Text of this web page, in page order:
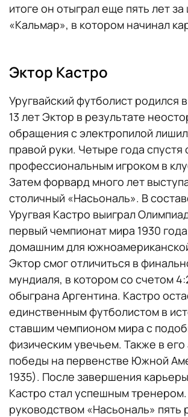
итоге он отыграл еще пять лет
«Кальмар», в котором начинал
Эктор Кастро
Уругвайский футболист родился
13 лет Эктор в результате
обращения с электропилой
правой руки. Четыре года спустя
профессиональным игроком в
Затем форвард много лет
столичный «Насьональ». В
Уругвая Кастро выиграл
первый чемпионат мира 1930
домашним для
Эктор смог отличиться в
мундиаля, в котором со счетом
обыграна Аргентина. Кастро
единственным футболистом в
ставшим чемпионом мира с
физическим увечьем. Также в его
победы на первенстве Южной
1935). После завершения
Кастро стал успешным
руководством «Насьональ» пять